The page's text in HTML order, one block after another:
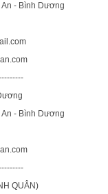
- Bình Dương
- Bình Dương
QUÂN)